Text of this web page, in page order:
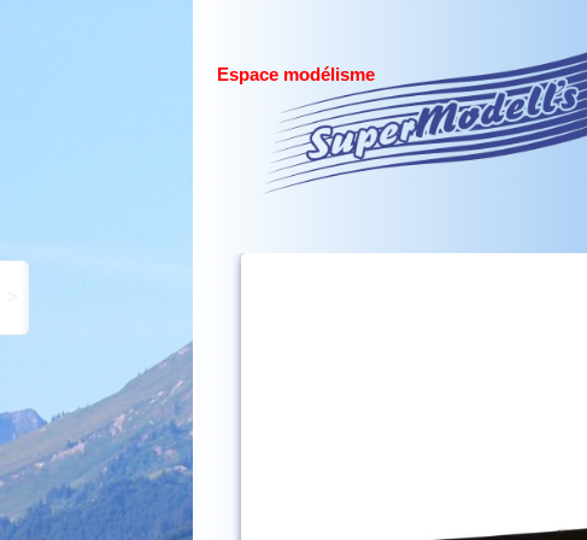
Espace modélisme